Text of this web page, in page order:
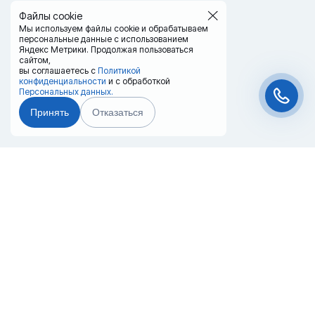
Файлы cookie
Мы используем файлы cookie и обрабатываем
персональные данные с использованием
Яндекс Метрики. Продолжая пользоваться
сайтом,
вы соглашаетесь с Политикой
конфиденциальности и с обработкой
Персональных данных.
Принять Отказаться